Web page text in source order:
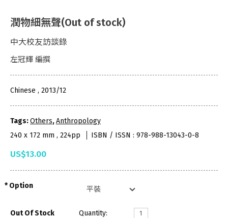
潤物細無聲(Out of stock)
中大校友訪談錄
左冠輝 編撰
Chinese , 2013/12
Tags:Others,Anthropology
240 x 172 mm , 224pp
ISBN / ISSN : 978-988-13043-0-8
US$13.00
Option
Out Of Stock Quantity: